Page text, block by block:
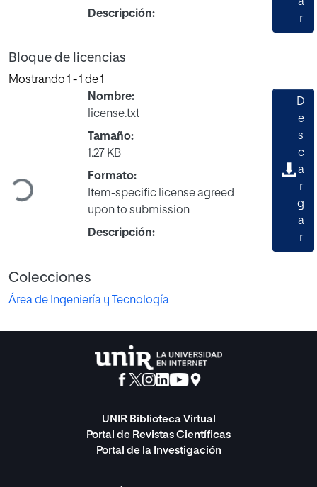
Descripción:
r
Bloque de licencias
Mostrando 1 - 1 de 1
Cargando...
Nombre:
license.txt
Tamaño:
1.27 KB
Formato:
Item-specific license agreed
upon to submission
Descripción:
D
e
s
c
a
r
g
a
r
Colecciones
Área de Ingeniería y Tecnología
UNIR Biblioteca Virtual
Portal de Revistas Científicas
Portal de la Investigación